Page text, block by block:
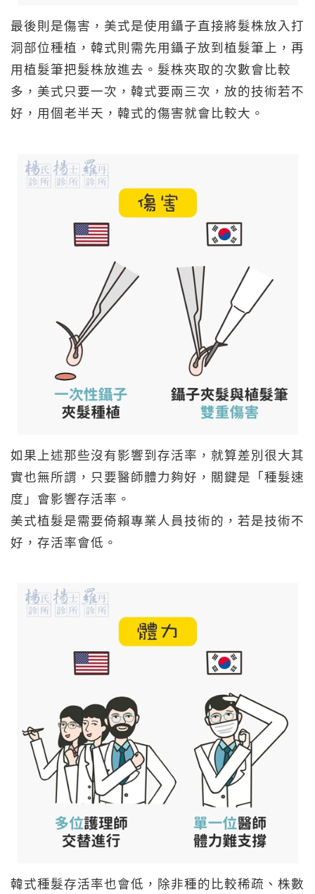
最後則是傷害，美式是使用鑷子直接將髮株放入打
洞部位種植，韓式則需先用鑷子放到植髮筆上，再
用植髮筆把髮株放進去。髮株夾取的次數會比較
多，美式只要一次，韓式要兩三次，放的技術若不
好，用個老半天，韓式的傷害就會比較大。
如果上述那些沒有影響到存活率，就算差別很大其
實也無所謂，只要醫師體力夠好，關鍵是「種髮速
度」會影響存活率。
美式植髮是需要倚賴專業人員技術的，若是技術不
好，存活率會低。
韓式種髮存活率也會低，除非種的比較稀疏、株數